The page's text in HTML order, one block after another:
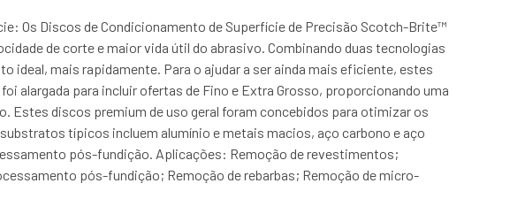
Os Discos de Condicionamento de Superfície de Precisão Scotch-Brite™
de corte e maior vida útil do abrasivo. Combinando duas tecnologias
ideal, mais rapidamente. Para o ajudar a ser ainda mais eficiente, estes
alargada para incluir ofertas de Fino e Extra Grosso, proporcionando uma
Estes discos premium de uso geral foram concebidos para otimizar os
típicos incluem alumínio e metais macios, aço carbono e aço
pós-fundição. Aplicações: Remoção de revestimentos;
pós-fundição; Remoção de rebarbas; Remoção de micro-